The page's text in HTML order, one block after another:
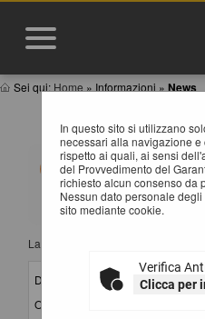
Sei qui: Home » Informazioni » News
In questo sito si utilizzano
necessari alla navigazione
rispetto ai quali, ai sensi
del Provvedimento del
richiesto alcun consenso da
Nessun dato personale
sito mediante cookie.
Verifica
Clicca per
NEWS
Elenco delle
ultimi 60 giorni. I dati
oggetto delle
selezionando il
La ricerca ha restituito 11 risultati.
Data invio :
06/08/2026
Oggetto :